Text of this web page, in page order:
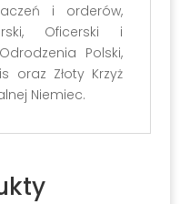
i orderów,
Oficerski i
Polski,
oraz Złoty Krzyż
Niemiec.